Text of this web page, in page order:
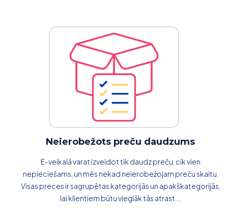
Neierobežots preču daudzums
E-veikalā varat izveidot tik daudz preču, cik vien
nepieciešams, un mēs nekad neierobežojam preču skaitu.
Visas preces ir sagrupētas kategorijās un apakškategorijās,
lai klientiem būtu vieglāk tās atrast....